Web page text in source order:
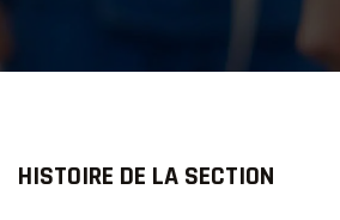
HISTOIRE DE LA SECTION